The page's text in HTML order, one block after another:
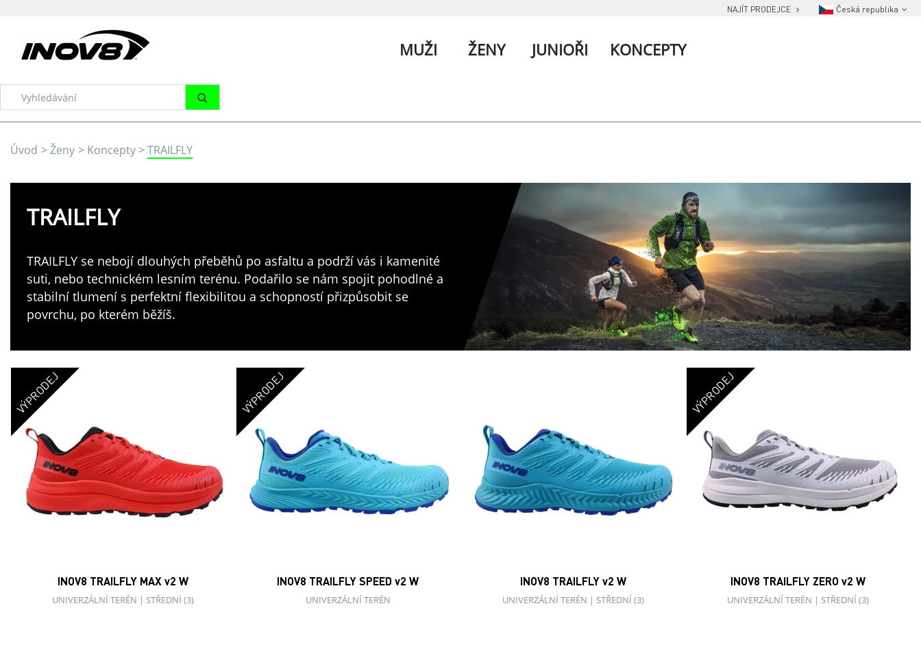
NAJÍT PRODEJCE Česká republika
MUŽI ŽENY JUNIOŘI KONCEPTY
Úvod Ženy Koncepty TRAILFLY
TRAILFLY
TRAILFLY se nebojí dlouhých přeběhů po asfaltu a podrží vás i kamenité
suti, nebo technickém lesním terénu. Podařilo se nám spojit pohodlné a
stabilní tlumení s perfektní flexibilitou a schopností přizpůsobit se
povrchu, po kterém běžíš.
VÝPRODEJ
INOV8 TRAILFLY MAX v2 W
UNIVERZÁLNÍ TERÉN | STŘEDNÍ (3)
VÝPRODEJ
INOV8 TRAILFLY SPEED v2 W
UNIVERZÁLNÍ TERÉN
INOV8 TRAILFLY v2 W
UNIVERZÁLNÍ TERÉN | STŘEDNÍ (3)
VÝPRODEJ
INOV8 TRAILFLY ZERO v2 W
UNIVERZÁLNÍ TERÉN |STŘEDNÍ (3)